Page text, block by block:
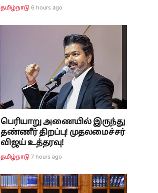
தமிழ்நாடு 6 hours ago
பெரியாறு அணையில் இருந்து
தண்ணீர் திறப்பு! முதலமைச்சர்
விஜய் உத்தரவு!
தமிழ்நாடு 7 hours ago